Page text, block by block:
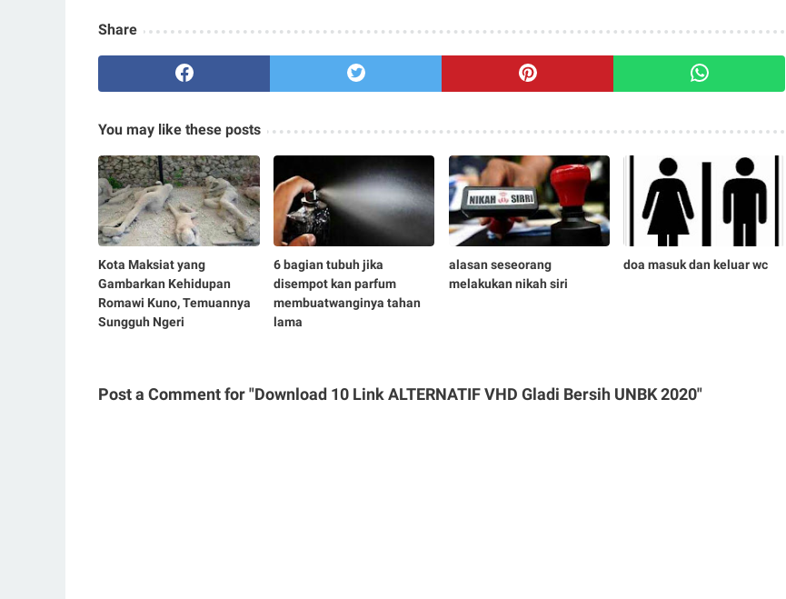
Share
You may like these posts
Kota Maksiat yang
Gambarkan Kehidupan
Romawi Kuno, Temuannya
Sungguh Ngeri
6 bagian tubuh jika
disempot kan parfum
membuatwanginya tahan
lama
alasan seseorang
melakukan nikah siri
doa masuk dan keluar wc
Post a Comment for "Download 10 Link ALTERNATIF VHD Gladi Bersih UNBK 2020"